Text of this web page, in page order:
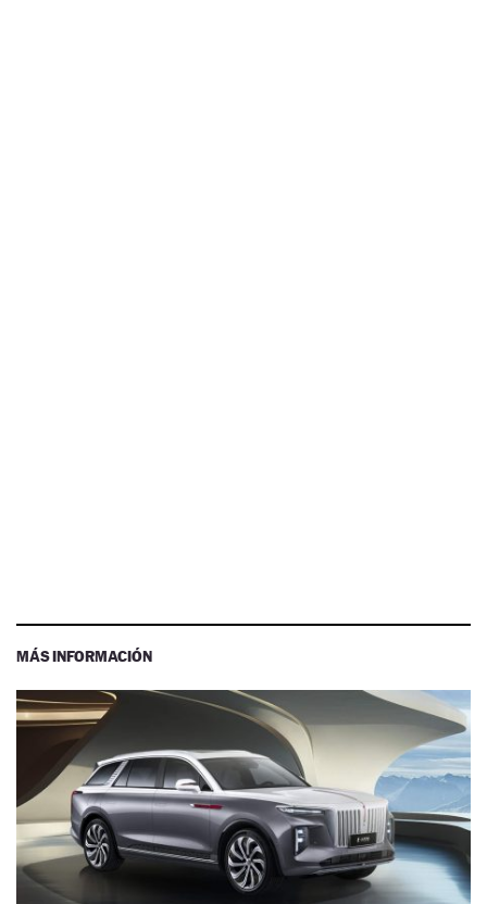
MÁS INFORMACIÓN